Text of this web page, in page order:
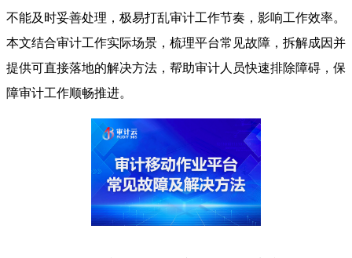
不能及时妥善处理，极易打乱审计工作节奏，影响工作效率。
本文结合审计工作实际场景，梳理平台常见故障，拆解成因并
提供可直接落地的解决方法，帮助审计人员快速排除障碍，保
障审计工作顺畅推进。